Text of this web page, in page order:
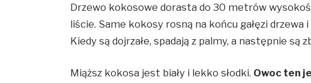
Drzewo kokosowe dorasta do 30 metrów
liście. Same kokosy rosną na końcu gałęzi drzewa
Kiedy są dojrzałe, spadają z palmy, a następnie są
Miąższ kokosa jest biały i lekko słodki. Owoc ten